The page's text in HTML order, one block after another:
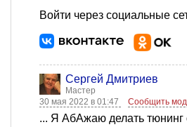
Войти через социальные
Сергей Дмитриев
Мастер
30 мая 2022 в 01:47
Сообщить
... Я АбАжаю делать